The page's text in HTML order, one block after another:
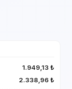
1.949,13 ₺
2.338,96 ₺